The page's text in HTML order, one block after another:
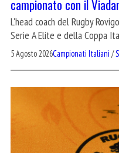
campionato con il
L'head coach del Rugby
Serie A Elite e della Coppa
5 Agosto 2026Campionati Italiani /